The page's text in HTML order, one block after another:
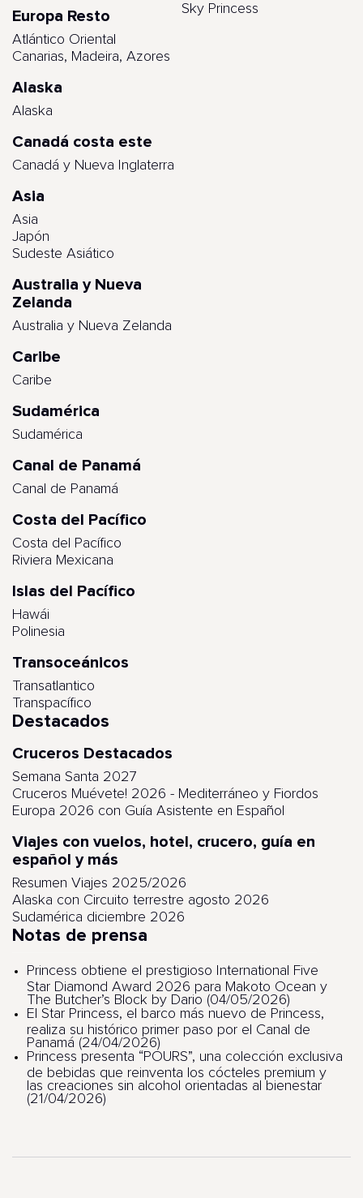
Europa Resto
Atlántico Oriental
Canarias, Madeira, Azores
Alaska
Alaska
Canadá costa este
Canadá y Nueva Inglaterra
Asia
Asia
Japón
Sudeste Asiático
Australia y Nueva
Zelanda
Australia y Nueva Zelanda
Caribe
Caribe
Sudamérica
Sudamérica
Canal de Panamá
Canal de Panamá
Costa del Pacífico
Costa del Pacífico
Riviera Mexicana
Islas del Pacífico
Hawái
Polinesia
Transoceánicos
Transatlantico
Transpacífico
Sky Princess
Destacados
Cruceros Destacados
Semana Santa 2027
Cruceros Muévete! 2026 - Mediterráneo y Fiordos
Europa 2026 con Guía Asistente en Español
Viajes con vuelos, hotel, crucero, guía en
español y más
Resumen Viajes 2025/2026
Alaska con Circuito terrestre agosto 2026
Sudamérica diciembre 2026
Notas de prensa
Princess obtiene el prestigioso International Five
Star Diamond Award 2026 para Makoto Ocean y
The Butcher’s Block by Dario (04/05/2026)
El Star Princess, el barco más nuevo de Princess,
realiza su histórico primer paso por el Canal de
Panamá (24/04/2026)
Princess presenta “POURS”, una colección exclusiva
de bebidas que reinventa los cócteles premium y
las creaciones sin alcohol orientadas al bienestar
(21/04/2026)